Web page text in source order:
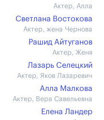
Актер, Алла
Светлана Востокова
Актер, жена Чернова
Рашид Айтуганов
Актер, Женя
Лазарь Селецкий
Актер, Яков Лазаревич
Алла Малкова
Актер, Вера Савельевна
Елена Ландер